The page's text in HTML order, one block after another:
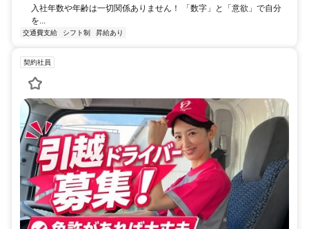
入社年数や年齢は一切関係ありません！ 「数字」と「意欲」で自分
を...
交通費支給 シフト制 昇給あり
契約社員